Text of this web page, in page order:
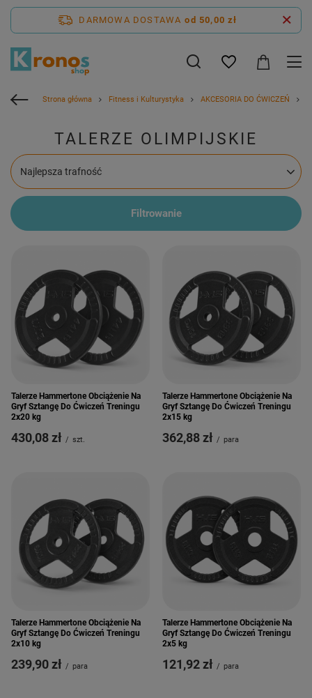
DARMOWA DOSTAWA od 50,00 zł
Strona główna Fitness i Kulturystyka AKCESORIA DO ĆWICZEŃ
TALERZE OLIMPIJSKIE
Zmień sortowanie
Najlepsza trafność
Filtrowanie
Talerze Hammertone Obciążenie Na
Gryf Sztangę Do Ćwiczeń Treningu
2x20 kg
430,08 zł / szt.
Talerze Hammertone Obciążenie Na
Gryf Sztangę Do Ćwiczeń Treningu
2x15 kg
362,88 zł / para
Talerze Hammertone Obciążenie Na
Gryf Sztangę Do Ćwiczeń Treningu
2x10 kg
239,90 zł / para
Talerze Hammertone Obciążenie Na
Gryf Sztangę Do Ćwiczeń Treningu
2x5 kg
121,92 zł / para